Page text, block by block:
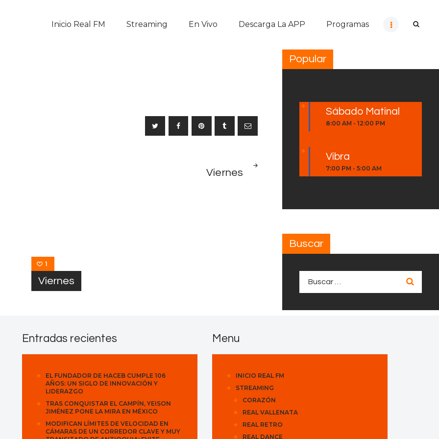
Inicio Real FM Streaming En Vivo Descarga La APP Programas
NEXT
Viernes
1
Viernes
Popular
Sábado Matinal
8:00 AM -12:00 PM
Vibra
7:00 PM -5:00 AM
Buscar
Entradas recientes
EL FUNDADOR DE HACEB CUMPLE 106
AÑOS: UN SIGLO DE INNOVACIÓN Y
LIDERAZGO
TRAS CONQUISTAR EL CAMPÍN, YEISON
JIMÉNEZ PONE LA MIRA EN MÉXICO
MODIFICAN LÍMITES DE VELOCIDAD EN
CÁMARAS DE UN CORREDOR CLAVE Y MUY
Menu
INICIO REAL FM
STREAMING
CORAZÓN
REAL VALLENATA
REAL RETRO
REAL DANCE